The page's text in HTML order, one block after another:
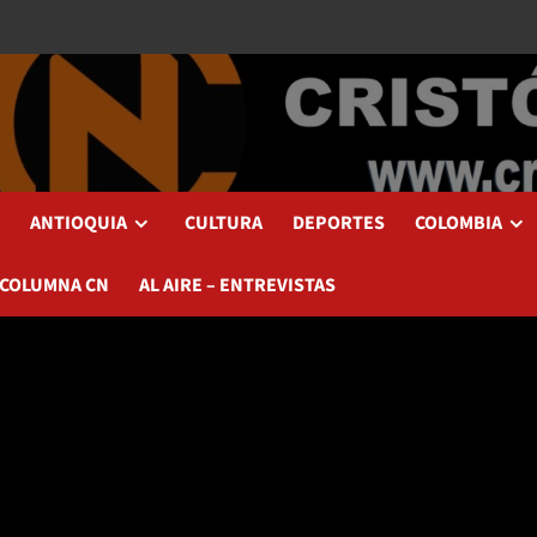
ANTIOQUIA CULTURA DEPORTES COLOMBIA
CN AL AIRE – ENTREVISTAS